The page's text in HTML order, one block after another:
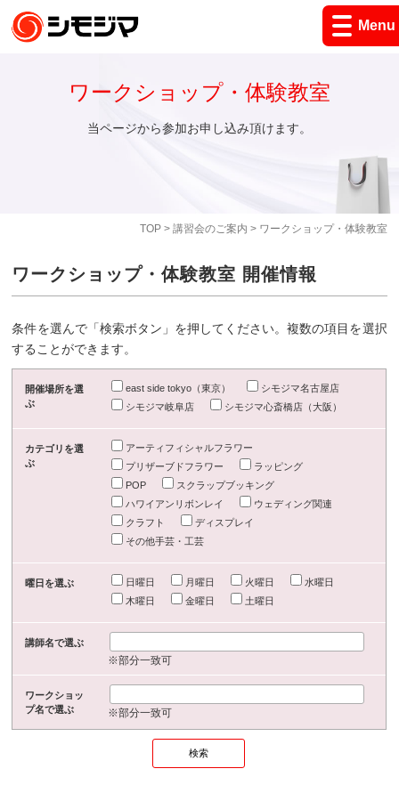
Menu
TOP> 講習会のご案内 > ワークショップ・体験教室
ワークショップ・体験教室
当ページから参加お申し込み頂けます。
ワークショップ・体験教室 開催情報
条件を選んで「検索ボタン」を押してください。複数の項目を選択
することができます。
開催場所を選
ぶ
east side tokyo（東京）
シモジマ名古屋店
シモジマ岐阜店
シモジマ心斎橋店（大阪）
カテゴリを選
ぶ
アーティフィシャルフラワー
プリザーブドフラワー
ラッピング
POP
スクラップブッキング
ハワイアンリボンレイ
ウェディング関連
クラフト
ディスプレイ
その他手芸・工芸
曜日を選ぶ 日曜日 月曜日 火曜日
水曜日
木曜日
金曜日 土曜日
講師名で選ぶ
※部分一致可
ワークショッ
プ名で選ぶ
※部分一致可